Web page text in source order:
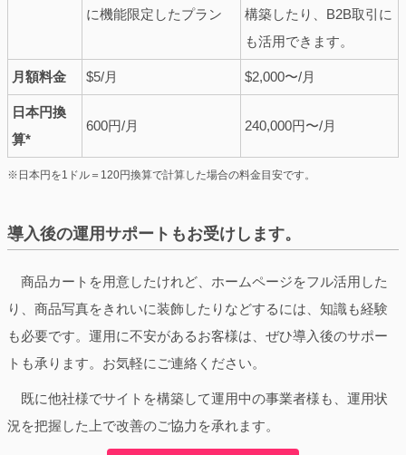
に機能限定したプラン
構築したり、B2B取引に
も活用できます。
月額料金 $5/月 $2,000〜/月
日本円換
算*
600円/月 240,000円〜/月
※日本円を1ドル＝120円換算で計算した場合の料金目安です。
導入後の運用サポートもお受けします。
商品カートを用意したけれど、ホームページをフル活用した
り、商品写真をきれいに装飾したりなどするには、知識も経験
も必要です。 運用に不安があるお客様は、ぜひ導入後のサポー
トも承ります。お気軽にご連絡ください。
既に他社様でサイトを構築して運用中の事業者様も、運用状
況を把握した上で改善のご協力を承れます。